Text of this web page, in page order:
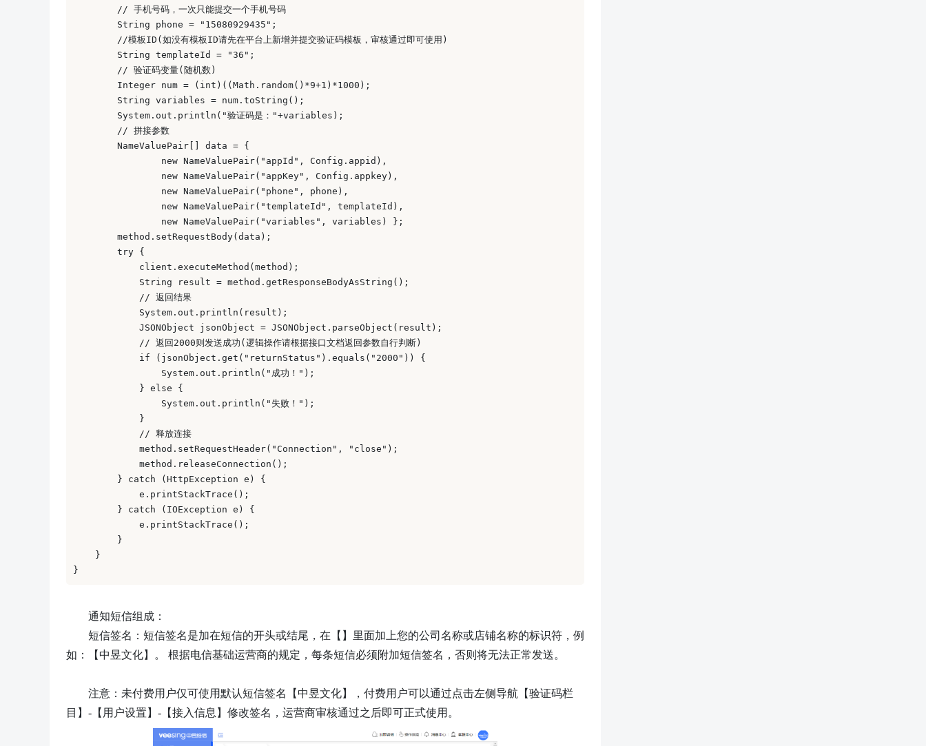
// 手机号码，一次只能提交一个手机号码
String phone = "15080929435";
//模板ID(如没有模板ID请先在平台上新增并提交验证码模板，审核通过即可使用)
String templateId = "36";
// 验证码变量(随机数)
Integer num = (int)((Math.random()*9+1)*1000);
String variables = num.toString();
System.out.println("验证码是："+variables);
// 拼接参数
NameValuePair[] data = {
new NameValuePair("appId", Config.appid),
new NameValuePair("appKey", Config.appkey),
new NameValuePair("phone", phone),
new NameValuePair("templateId", templateId),
new NameValuePair("variables", variables) };
method.setRequestBody(data);
try {
client.executeMethod(method);
String result = method.getResponseBodyAsString();
// 返回结果
System.out.println(result);
JSONObject jsonObject = JSONObject.parseObject(result);
// 返回2000则发送成功(逻辑操作请根据接口文档返回参数自行判断)
if (jsonObject.get("returnStatus").equals("2000")) {
System.out.println("成功！");
} else {
System.out.println("失败！");
}
// 释放连接
method.setRequestHeader("Connection", "close");
method.releaseConnection();
} catch (HttpException e) {
e.printStackTrace();
} catch (IOException e) {
e.printStackTrace();
}
}
}
通知短信组成 ：
短信签名：短信签名是加在短信的开头或结尾，在【】里面加上您的公司名称或店铺名称的标识符，例
如：【中昱文化】。
根据电信基础运营商的规定，每条短信必须附加短信签名，否则将无法正常发送。
注意：未付费用户仅可使用默认短信签名【中昱文化】，付费用户可以通过点击左侧导航【验证码栏
目 】 -【 用户设置 】 -【接入信息】修改签名，运营商审核通过之后即可正式使用。